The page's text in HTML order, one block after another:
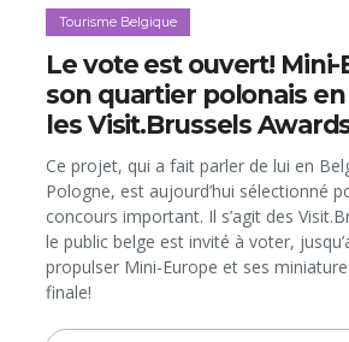
Tourisme Belgique
Le vote est ouvert! Mini-
son quartier polonais
les Visit.Brussels
Ce projet, qui a fait parler de lui en
Pologne, est aujourd’hui sélectionné
concours important. Il s’agit des
le public belge est invité à voter,
propulser Mini-Europe et ses
finale!